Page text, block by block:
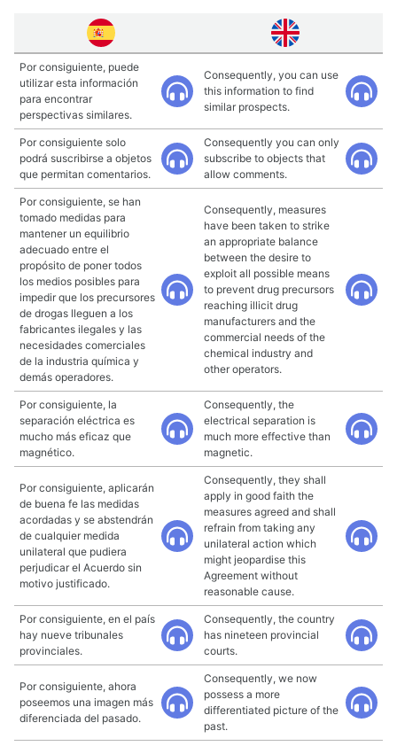
Por consiguiente, puede
utilizar esta información
para encontrar
perspectivas similares.
Consequently, you can use
this information to find
similar prospects.
Por consiguiente solo
podrá suscribirse a objetos
que permitan comentarios.
Consequently you can only
subscribe to objects that
allow comments.
Por consiguiente, se han
tomado medidas para
mantener un equilibrio
adecuado entre el
propósito de poner todos
los medios posibles para
impedir que los precursores
de drogas lleguen a los
fabricantes ilegales y las
necesidades comerciales
de la industria química y
demás operadores.
Consequently, measures
have been taken to strike
an appropriate balance
between the desire to
exploit all possible means
to prevent drug precursors
reaching illicit drug
manufacturers and the
commercial needs of the
chemical industry and
other operators.
Por consiguiente, la
separación eléctrica es
mucho más eficaz que
magnético.
Consequently, the
electrical separation is
much more effective than
magnetic.
Por consiguiente, aplicarán
de buena fe las medidas
acordadas y se abstendrán
de cualquier medida
unilateral que pudiera
perjudicar el Acuerdo sin
motivo justificado.
Consequently, they shall
apply in good faith the
measures agreed and shall
refrain from taking any
unilateral action which
might jeopardise this
Agreement without
reasonable cause.
Por consiguiente, en el país
hay nueve tribunales
provinciales.
Consequently, the country
has nineteen provincial
courts.
Por consiguiente, ahora
poseemos una imagen más
diferenciada del pasado.
Consequently, we now
possess a more
differentiated picture of the
past.